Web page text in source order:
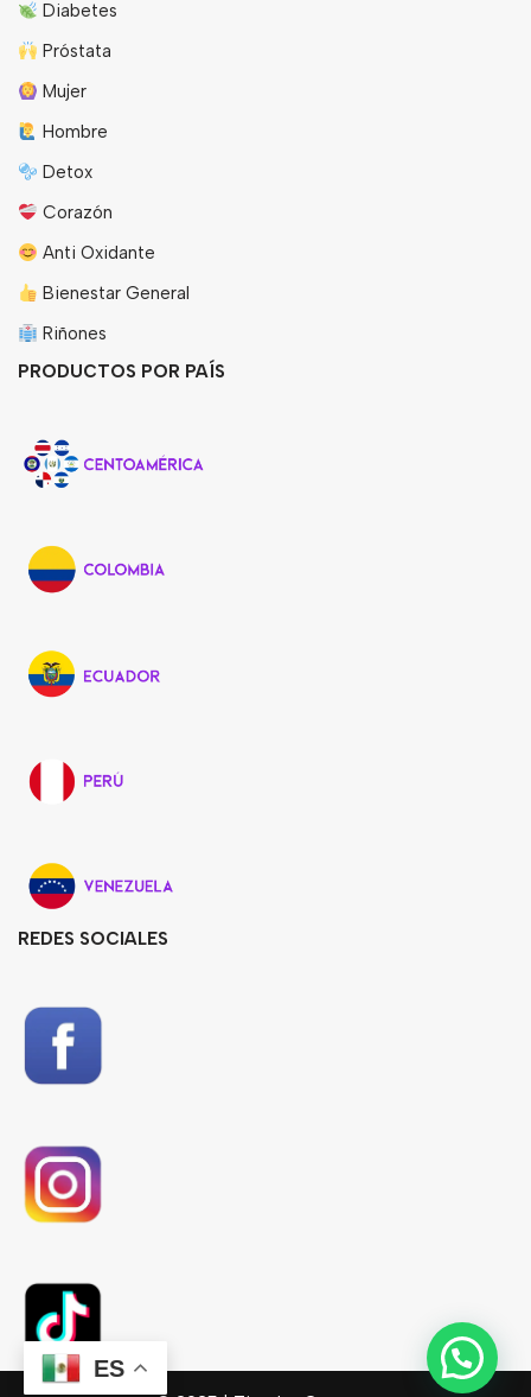
Diabetes
Próstata
Mujer
Hombre
Detox
Corazón
Anti Oxidante
Bienestar General
Riñones
PRODUCTOS POR PAÍS
REDES SOCIALES
ES